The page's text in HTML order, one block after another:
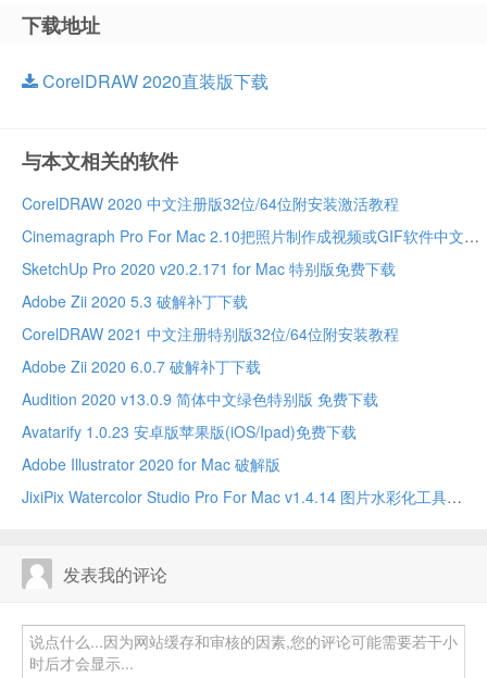
下载地址
CorelDRAW 2020直装版下载
与本文相关的软件
CorelDRAW 2020 中文注册版32位/64位附安装激活教程
Cinemagraph Pro For Mac 2.10把照片制作成视频或GIF软件中文版
SketchUp Pro 2020 v20.2.171 for Mac 特别版免费下载
Adobe Zii 2020 5.3 破解补丁下载
CorelDRAW 2021 中文注册特别版32位/64位附安装教程
Adobe Zii 2020 6.0.7 破解补丁下载
Audition 2020 v13.0.9 简体中文绿色特别版 免费下载
Avatarify 1.0.23 安卓版苹果版(iOS/Ipad)免费下载
Adobe Illustrator 2020 for Mac 破解版
JixiPix Watercolor Studio Pro For Mac v1.4.14 图片水彩化工具
发表我的评论